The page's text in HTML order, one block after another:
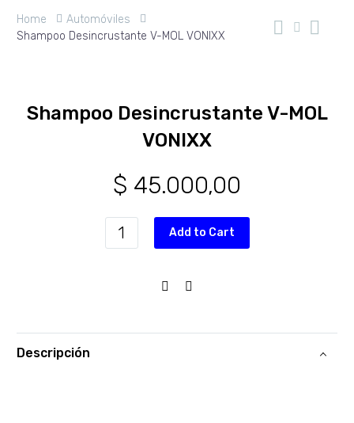
Home
Automóviles
Shampoo Desincrustante V-MOL VONIXX
Shampoo Desincrustante V-MOL
VONIXX
$ 45.000,00
Add to Cart
Descripción